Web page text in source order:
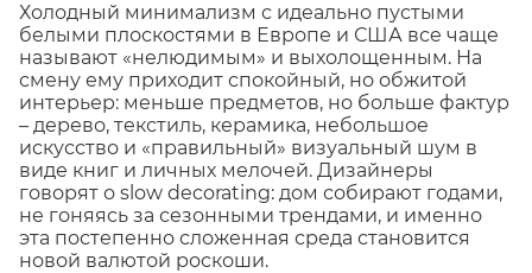
Холодный минимализм с идеально пустыми
белыми плоскостями в Европе и США все чаще
называют «нелюдимым» и выхолощенным. На
смену ему приходит спокойный, но обжитой
интерьер: меньше предметов, но больше фактур
– дерево, текстиль, керамика, небольшое
искусство и «правильный» визуальный шум в
виде книг и личных мелочей. Дизайнеры
говорят о slow decorating: дом собирают годами,
не гоняясь за сезонными трендами, и именно
эта постепенно сложенная среда становится
новой валютой роскоши.